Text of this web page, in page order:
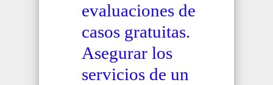
evaluaciones de
casos gratuitas.
Asegurar los
servicios de un